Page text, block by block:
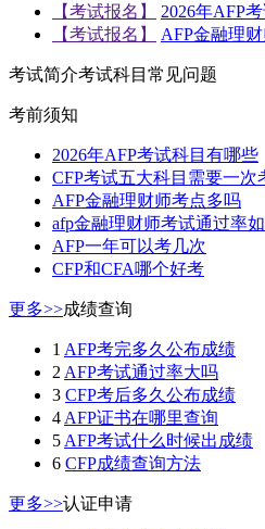
【考试报名】
2026年AFP
【考试报名】
AFP金融理
考试简介考试科目 常见问题
考前须知
2026年AFP考试科目有哪些
CFP考试五大科目需要一次
AFP金融理财师考点多吗
afp金融理财师考试通过率
AFP一年可以考几次
CFP和CFA哪个好考
更多>>成绩查询
1 AFP考完多久公布成绩
2 AFP考试通过率大吗
3 CFP考后多久公布成绩
4 AFP证书在哪里查询
5 AFP考试什么时候出成绩
6 CFP成绩查询方法
更多>>认证申请